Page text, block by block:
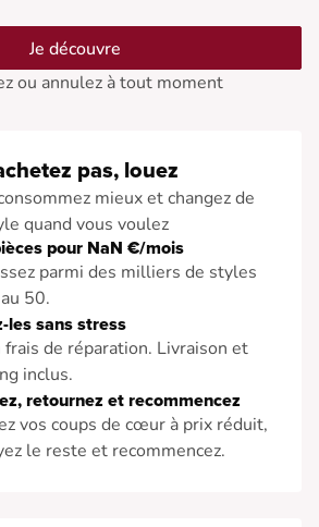
Je découvre
ou annulez à tout moment
pas, louez
mieux et changez de
quand vous voulez
pour NaN €/mois
parmi des milliers de styles
50.
les sans stress
frais de réparation. Livraison et
inclus.
retournez et recommencez
vos coups de cœur à prix réduit,
le reste et recommencez.